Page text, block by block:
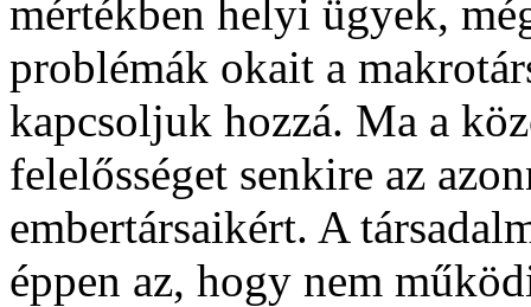
mértékben helyi ügyek,
problémák okait a
kapcsoljuk hozzá. Ma a
felelősséget senkire az
embertársaikért. A
éppen az, hogy nem